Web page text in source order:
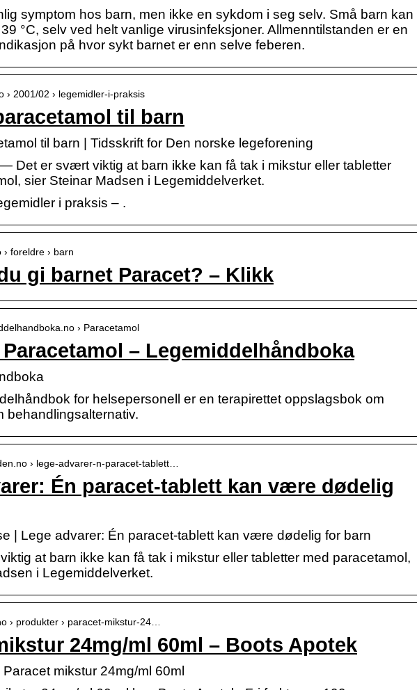
symptom hos barn, men ikke en sykdom i seg selv. Små barn kan
°C, selv ved helt vanlige virusinfeksjoner. Allmenntilstanden er en
på hvor sykt barnet er enn selve feberen.
› 2001/02 › legemidler-i-praksis
til barn
til barn | Tidsskrift for Den norske legeforening
Det er svært viktig at barn ikke kan få tak i mikstur eller tabletter
sier Steinar Madsen i Legemiddelverket.
i praksis – .
foreldre › barn
gi barnet Paracet? – Klikk
› Paracetamol
Paracetamol – Legemiddelhåndboka
for helsepersonell er en terapirettet oppslagsbok om
behandlingsalternativ.
› lege-advarer-n-paracet-tablett…
Én paracet-tablett kan være dødelig
| Lege advarer: Én paracet-tablett kan være dødelig for barn
at barn ikke kan få tak i mikstur eller tabletter med paracetamol,
i Legemiddelverket.
› produkter › paracet-mikstur-24…
24mg/ml 60ml – Boots Apotek
mikstur 24mg/ml 60ml